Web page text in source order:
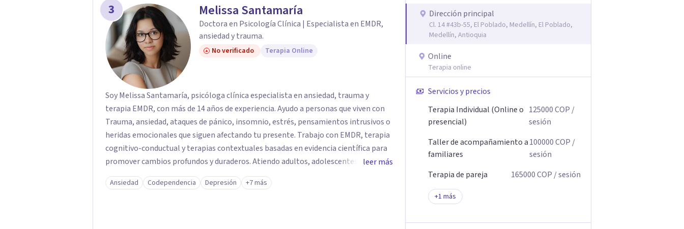
3 Melissa Santamaría
Doctora en Psicología Clínica | Especialista en EMDR,
ansiedad y trauma.
No verificado Terapia Online
Soy Melissa Santamaría, psicóloga clínica especialista en ansiedad, trauma y
terapia EMDR, con más de 14 años de experiencia. Ayudo a personas que viven con
Trauma, ansiedad, ataques de pánico, insomnio, estrés, pensamientos intrusivos o
heridas emocionales que siguen afectando tu presente. Trabajo con EMDR, terapia
cognitivo-conductual y terapias contextuales basadas en evidencia científica para
promover cambios profundos y duraderos. Atiendo adultos, adolescentes, parejas y
familias de forma presencial en Medellín y online, en un espacio seguro, cercano y
profesional.
leer más
Ansiedad Codependencia Depresión +7 más
Dirección principal
Cl. 14 #43b-55, El Poblado, Medellín, El Poblado,
Medellín, Antioquia
Online
Terapia online
Servicios y precios
Terapia Individual (Online o
presencial)
125000COP /
sesión
Taller de acompañamiento a
familiares
100000COP /
sesión
Terapia de pareja
165000COP / sesión
+1 más